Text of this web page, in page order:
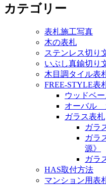
カテゴリー
表札施工写真
木の表札
ステンレス切り
いぶし真鍮切り
木目調タイル表
FREE-STYLE表
ウッドベ
オーバル
ガラス表札
ガラ
ガラ
源》
ガラ
HAS取付方法
マンション用表